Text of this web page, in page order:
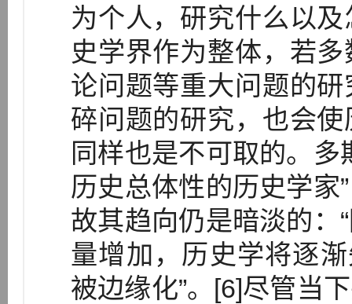
为个人，研究什么以
史学界作为整体，若
论问题等重大问题的
碎问题的研究，也会
同样也是不可取的。多
历史总体性的历史学家
故其趋向仍是暗淡的：
量增加，历史学将逐
被边缘化”。[6]尽管当